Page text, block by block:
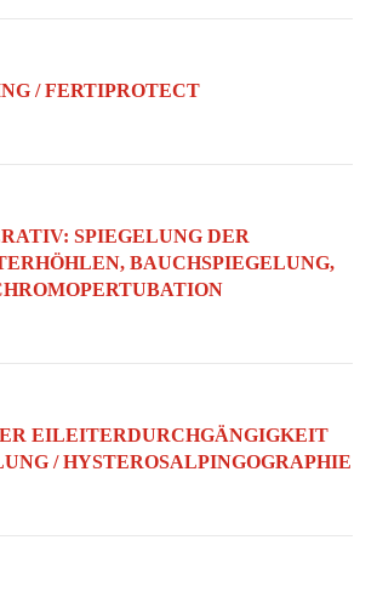
/ FERTIPROTECT
SPIEGELUNG DER
BAUCHSPIEGELUNG,
EILEITERDURCHGÄNGIGKEIT
/ HYSTEROSALPINGOGRAPHIE